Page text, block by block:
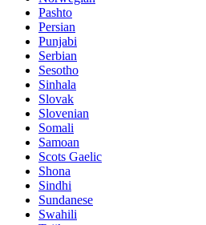
Pashto
Persian
Punjabi
Serbian
Sesotho
Sinhala
Slovak
Slovenian
Somali
Samoan
Scots Gaelic
Shona
Sindhi
Sundanese
Swahili